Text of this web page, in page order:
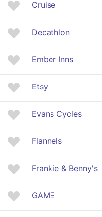
Cruise
Decathlon
Ember Inns
Etsy
Evans Cycles
Flannels
Frankie & Benny's
GAME